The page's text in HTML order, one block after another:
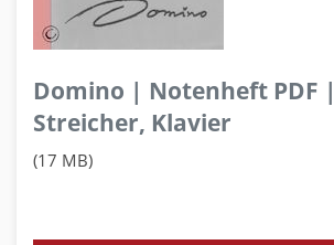
Domino | Notenheft PDF
Streicher, Klavier
(17 MB)